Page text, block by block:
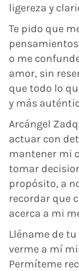
ligereza y
Te pido que
o me
amor, sin
que todo lo
y más
Arcángel
actuar con
mantener mi
tomar
propósito, a
recordar que
acerca a mi
Lléname de
verme a mí
Permíteme